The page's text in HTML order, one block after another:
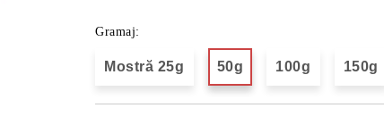
Gramaj:
Mostră 25g 50g 100g 150g